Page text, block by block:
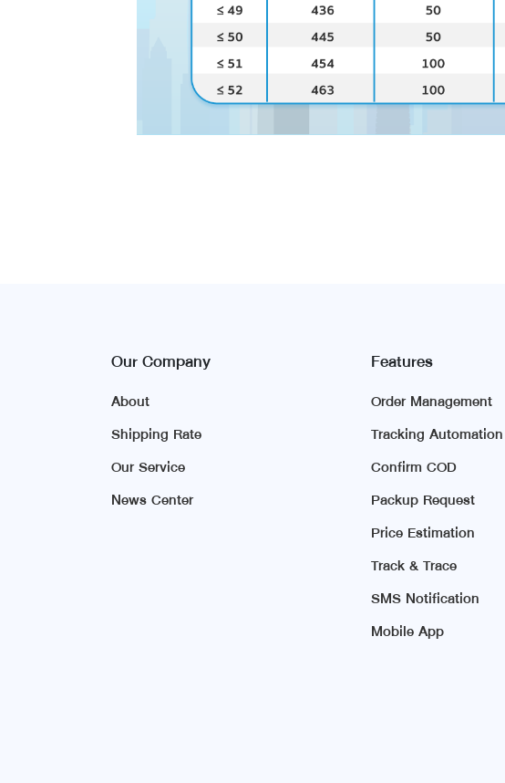
Our Company
About
Shipping Rate
Our Service
News Center
Features
Order Management
Tracking Automation
Confirm COD
Packup Request
Price Estimation
Track & Trace
SMS Notification
Mobile App